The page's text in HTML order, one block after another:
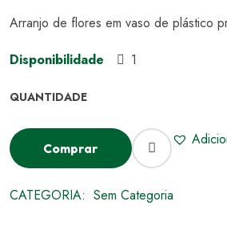
Arranjo de flores em vaso de plástico
Disponibilidade
1
Comprar
CATEGORIA: Sem Categoria